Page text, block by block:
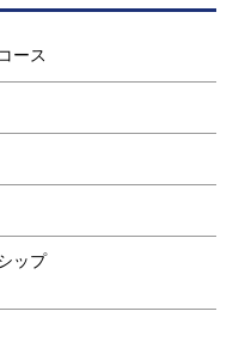
ース
ップ